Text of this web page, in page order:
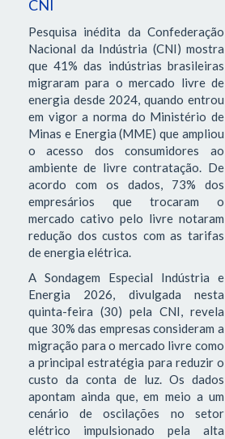
CNI
Pesquisa inédita da Confederação
Nacional da Indústria (CNI) mostra
que 41% das indústrias brasileiras
migraram para o mercado livre de
energia desde 2024, quando entrou
em vigor a norma do Ministério de
Minas e Energia (MME) que ampliou
o acesso dos consumidores ao
ambiente de livre contratação. De
acordo com os dados, 73% dos
empresários que trocaram o
mercado cativo pelo livre notaram
redução dos custos com as tarifas
de energia elétrica.
A Sondagem Especial Indústria e
Energia 2026, divulgada nesta
quinta-feira (30) pela CNI, revela
que 30% das empresas consideram a
migração para o mercado livre como
a principal estratégia para reduzir o
custo da conta de luz. Os dados
apontam ainda que, em meio a um
cenário de oscilações no setor
elétrico impulsionado pela alta